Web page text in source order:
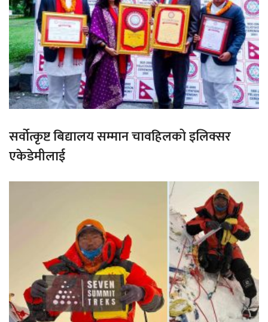
सर्वोत्कृष्ट बिद्यालय सम्मान चावहिलको इलिक्सर
एकेडेमीलाई